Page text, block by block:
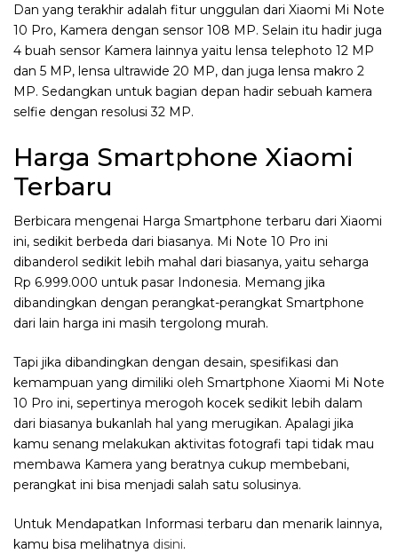
Dan yang terakhir adalah fitur unggulan dari Xiaomi Mi Note
10 Pro, Kamera dengan sensor 108 MP. Selain itu hadir juga
4 buah sensor Kamera lainnya yaitu lensa telephoto 12 MP
dan 5 MP, lensa ultrawide 20 MP, dan juga lensa makro 2
MP. Sedangkan untuk bagian depan hadir sebuah kamera
selfie dengan resolusi 32 MP.
Harga Smartphone Xiaomi
Terbaru
Berbicara mengenai Harga Smartphone terbaru dari Xiaomi
ini, sedikit berbeda dari biasanya. Mi Note 10 Pro ini
dibanderol sedikit lebih mahal dari biasanya, yaitu seharga
Rp 6.999.000 untuk pasar Indonesia. Memang jika
dibandingkan dengan perangkat-perangkat Smartphone
dari lain harga ini masih tergolong murah.
Tapi jika dibandingkan dengan desain, spesifikasi dan
kemampuan yang dimiliki oleh Smartphone Xiaomi Mi Note
10 Pro ini, sepertinya merogoh kocek sedikit lebih dalam
dari biasanya bukanlah hal yang merugikan. Apalagi jika
kamu senang melakukan aktivitas fotografi tapi tidak mau
membawa Kamera yang beratnya cukup membebani,
perangkat ini bisa menjadi salah satu solusinya.
Untuk Mendapatkan Informasi terbaru dan menarik lainnya,
kamu bisa melihatnya disini.